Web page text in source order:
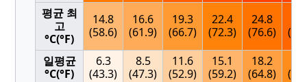
평균 최
고
°C(°F)
14.8
(58.6)
16.6
(61.9)
19.3
(66.7)
22.4
(72.3)
24.8
(76.6)
일평균
°C(°F)
6.3
(43.3)
8.5
(47.3)
11.6
(52.9)
15.1
(59.2)
18.2
(64.8)